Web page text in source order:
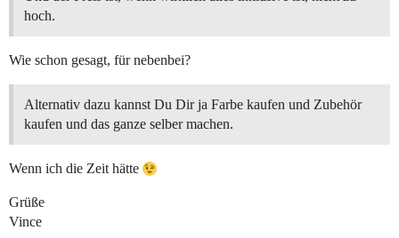
hoch.
Wie schon gesagt, für nebenbei?
Alternativ dazu kannst Du Dir ja Farbe kaufen und Zubehör
kaufen und das ganze selber machen.
Wenn ich die Zeit hätte
Grüße
Vince